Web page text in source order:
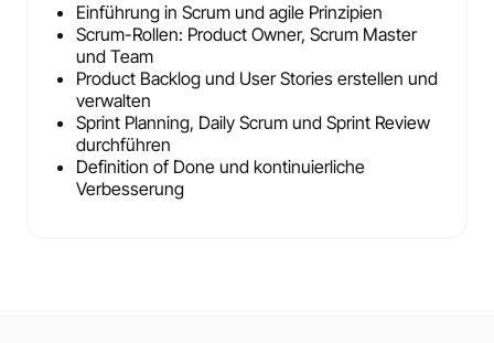
Einführung in Scrum und agile Prinzipien
Scrum-Rollen: Product Owner, Scrum Master
und Team
Product Backlog und User Stories erstellen und
verwalten
Sprint Planning, Daily Scrum und Sprint Review
durchführen
Definition of Done und kontinuierliche
Verbesserung